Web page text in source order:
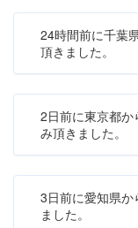
24時間前に千葉
頂きました。
2日前に東京都
み頂きました。
3日前に愛知県か
ました。